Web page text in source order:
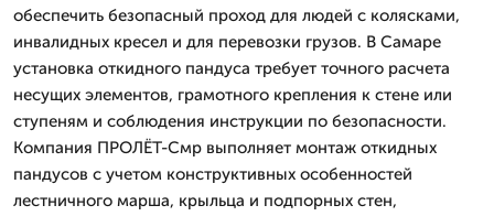
обеспечить безопасный проход для людей с колясками,
инвалидных кресел и для перевозки грузов. В Самаре
установка откидного пандуса требует точного расчета
несущих элементов, грамотного крепления к стене или
ступеням и соблюдения инструкции по безопасности.
Компания ПРОЛЁТ-Смр выполняет монтаж откидных
пандусов с учетом конструктивных особенностей
лестничного марша, крыльца и подпорных стен,